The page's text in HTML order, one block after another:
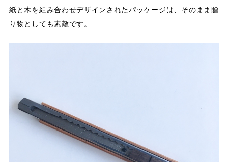
紙と木を組み合わせデザインされたパッケージは、そのまま贈
り物としても素敵です。